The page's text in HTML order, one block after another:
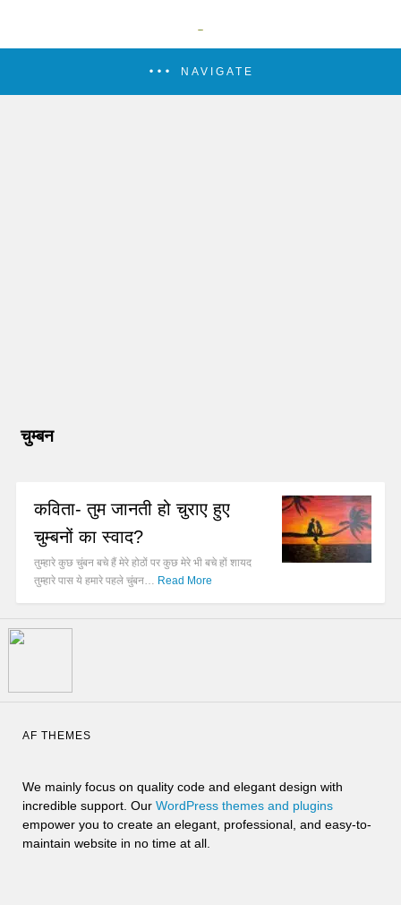
NAVIGATE
चुम्बन
कविता- तुम जानती हो चुराए हुए
चुम्बनों का स्वाद?
तुम्हारे कुछ चुंबन बचे हैं मेरे होठों पर कुछ मेरे भी बचे हों शायद
तुम्हारे पास ये हमारे पहले चुंबन… Read More
AF THEMES
We mainly focus on quality code and elegant design with
incredible support. Our WordPress themes and plugins
empower you to create an elegant, professional, and easy-to-
maintain website in no time at all.